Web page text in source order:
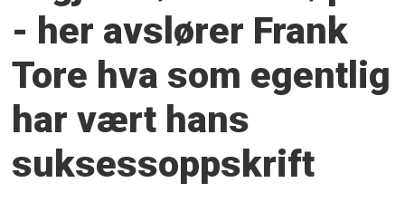
- her avslører Frank
Tore hva som egentlig
har vært hans
suksessoppskrift